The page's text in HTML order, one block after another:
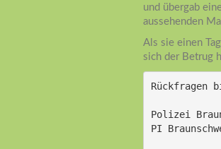
und übergab
aussehenden
Als sie einen
sich der Betrug
Rückfragen
Polizei
PI